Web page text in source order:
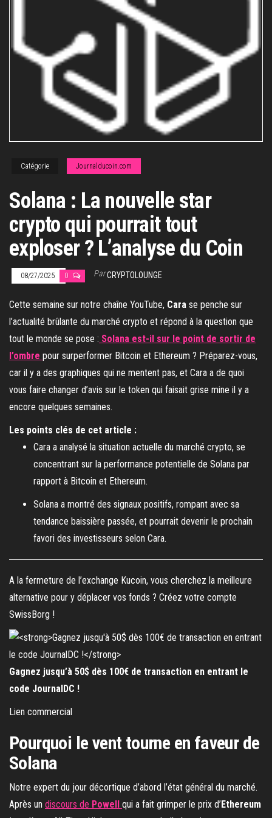
Catégorie Journalducoin.com
Solana : La nouvelle star
crypto qui pourrait tout
exploser ? L’analyse du Coin
08/27/2025 0 ParCRYPTOLOUNGE
Cette semaine sur notre chaîne YouTube, Cara se penche sur
l’actualité brûlante du marché crypto et répond à la question que
tout le monde se pose : Solana est-il sur le point de sortir de
l’ombre pour surperformer Bitcoin et Ethereum ? Préparez-vous,
car il y a des graphiques qui ne mentent pas, et Cara a de quoi
vous faire changer d’avis sur le token qui faisait grise mine il y a
encore quelques semaines.
Les points clés de cet article :
Cara a analysé la situation actuelle du marché crypto, se
concentrant sur la performance potentielle de Solana par
rapport à Bitcoin et Ethereum.
Solana a montré des signaux positifs, rompant avec sa
tendance baissière passée, et pourrait devenir le prochain
favori des investisseurs selon Cara.
A la fermeture de l’exchange Kucoin, vous cherchez la meilleure
alternative pour y déplacer vos fonds ? Créez votre compte
SwissBorg !
Gagnez jusqu’à 50$ dès 100€ de transaction en entrant le
code JournalDC !
Lien commercial
Pourquoi le vent tourne en faveur de
Solana
Notre expert du jour décortique d’abord l’état général du marché.
Après un discours de Powell qui a fait grimper le prix d’Ethereum